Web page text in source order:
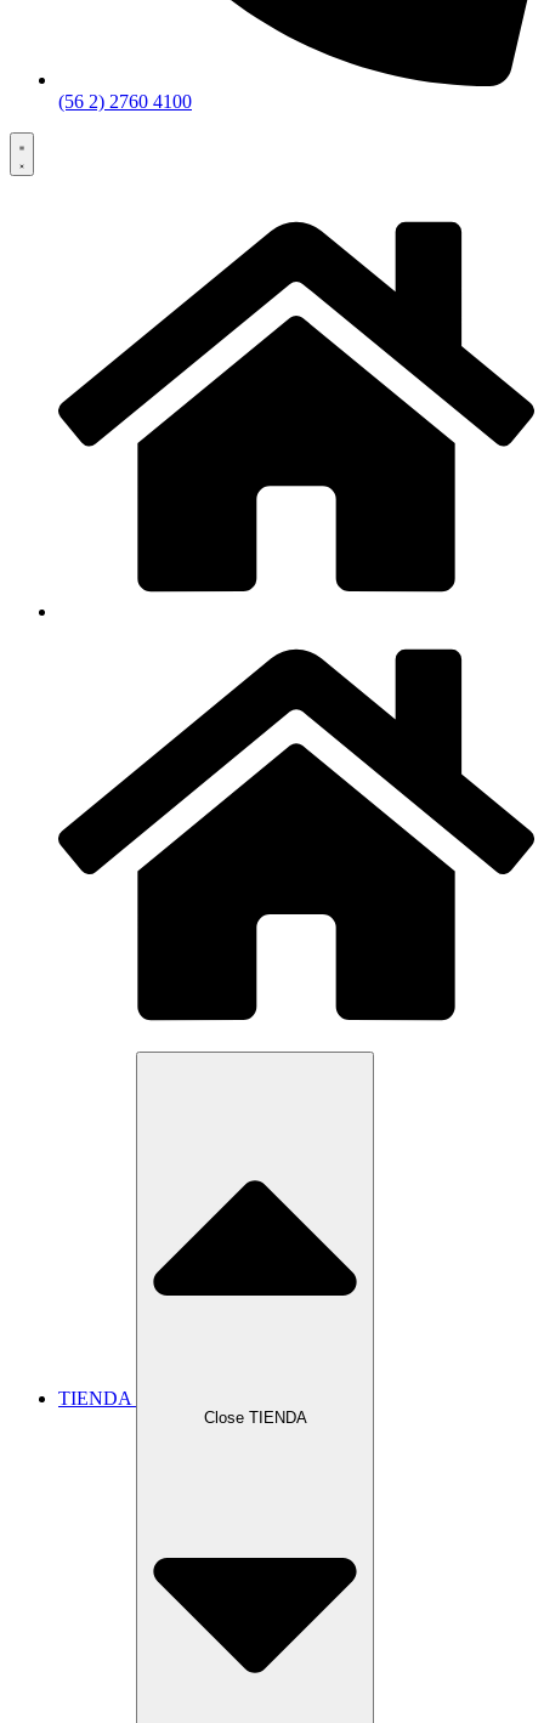
(56 2) 2760 4100
TIENDA
Close TIENDA